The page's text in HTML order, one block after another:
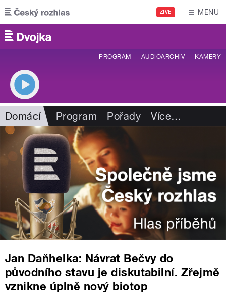
Přejít k hlavnímu obsahu
ŽIVĚ MENU
PROGRAM AUDIOARCHIV KAMERY
Domácí Program Pořady Více…
Jan Daňhelka: Návrat Bečvy do
původního stavu je diskutabilní. Zřejmě
vznikne úplně nový biotop